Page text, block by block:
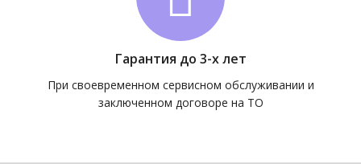
Гарантия до 3-х лет
При своевременном сервисном обслуживании и
заключенном договоре на ТО